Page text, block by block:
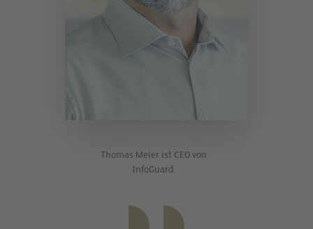
Thomas Meier ist CEO von
InfoGuard.